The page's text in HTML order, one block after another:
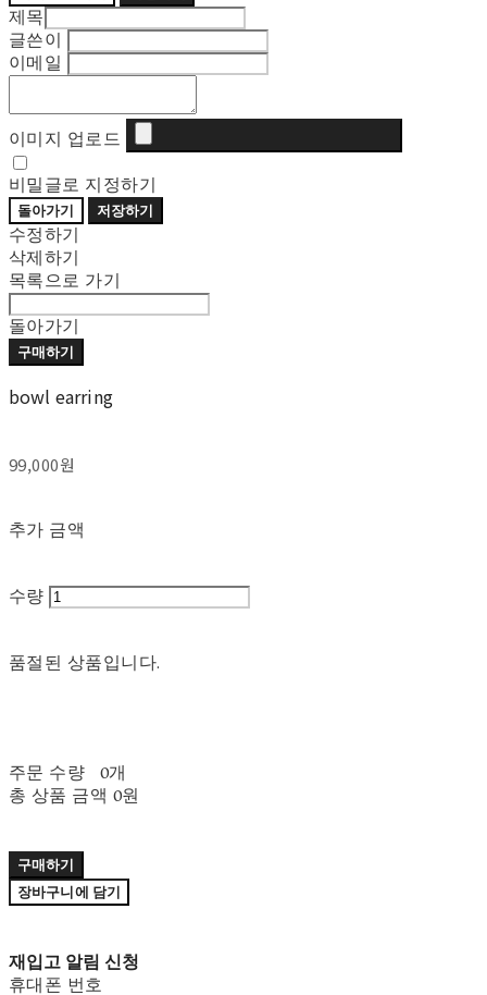
제목
글쓴이
이메일
이미지 업로드
비밀글로 지정하기
돌아가기 저장하기
수정하기
삭제하기
목록으로 가기
돌아가기
구매하기
bowl earring
99,000원
추가 금액
수량
품절된 상품입니다.
주문 수량
0개
총 상품 금액 0원
구매하기
장바구니에 담기
재입고 알림 신청
휴대폰 번호